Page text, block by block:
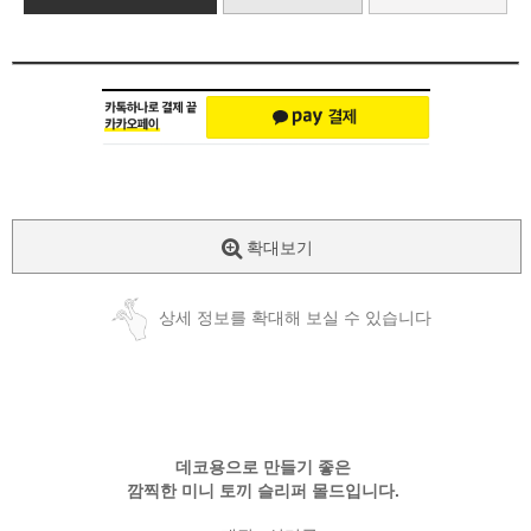
확대보기
상세 정보를 확대해 보실 수 있습니다
데코용으로 만들기 좋은
깜찍한 미니 토끼 슬리퍼 몰드입니다.